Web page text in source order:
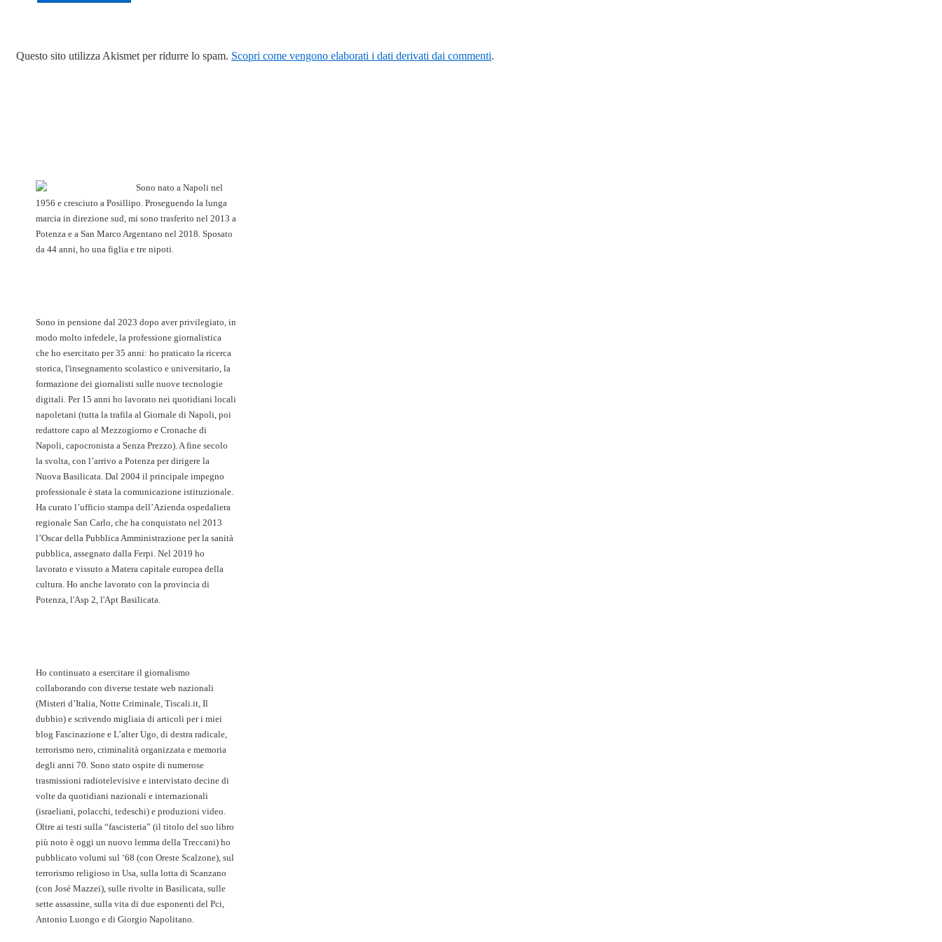
Questo sito utilizza Akismet per ridurre lo spam. Scopri come vengono elaborati i dati derivati dai commenti.
Sono nato a Napoli nel
1956 e cresciuto a Posillipo. Proseguendo la lunga
marcia in direzione sud, mi sono trasferito nel 2013 a
Potenza e a San Marco Argentano nel 2018. Sposato
da 44 anni, ho una figlia e tre nipoti.
Sono in pensione dal 2023 dopo aver privilegiato, in
modo molto infedele, la professione giornalistica
che ho esercitato per 35 anni: ho praticato la ricerca
storica, l'insegnamento scolastico e universitario, la
formazione dei giornalisti sulle nuove tecnologie
digitali. Per 15 anni ho lavorato nei quotidiani locali
napoletani (tutta la trafila al Giornale di Napoli, poi
redattore capo al Mezzogiorno e Cronache di
Napoli, capocronista a Senza Prezzo). A fine secolo
la svolta, con l’arrivo a Potenza per dirigere la
Nuova Basilicata. Dal 2004 il principale impegno
professionale è stata la comunicazione istituzionale.
Ha curato l’ufficio stampa dell’Azienda ospedaliera
regionale San Carlo, che ha conquistato nel 2013
l’Oscar della Pubblica Amministrazione per la sanità
pubblica, assegnato dalla Ferpi. Nel 2019 ho
lavorato e vissuto a Matera capitale europea della
cultura. Ho anche lavorato con la provincia di
Potenza, l'Asp 2, l'Apt Basilicata.
Ho continuato a esercitare il giornalismo
collaborando con diverse testate web nazionali
(Misteri d’Italia, Notte Criminale, Tiscali.it, Il
dubbio) e scrivendo migliaia di articoli per i miei
blog Fascinazione e L’alter Ugo, di destra radicale,
terrorismo nero, criminalità organizzata e memoria
degli anni 70. Sono stato ospite di numerose
trasmissioni radiotelevisive e intervistato decine di
volte da quotidiani nazionali e internazionali
(israeliani, polacchi, tedeschi) e produzioni video.
Oltre ai testi sulla “fascisteria” (il titolo del suo libro
più noto è oggi un nuovo lemma della Treccani) ho
pubblicato volumi sul ‘68 (con Oreste Scalzone), sul
terrorismo religioso in Usa, sulla lotta di Scanzano
(con José Mazzei), sulle rivolte in Basilicata, sulle
sette assassine, sulla vita di due esponenti del Pci,
Antonio Luongo e di Giorgio Napolitano.